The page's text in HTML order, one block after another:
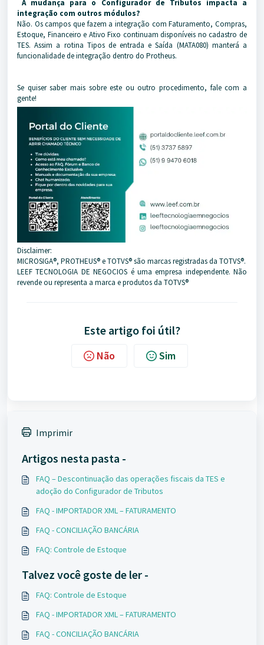
A mudança para o Configurador de Tributos impacta a
integração com outros módulos?
Não. Os campos que fazem a integração com Faturamento, Compras,
Estoque, Financeiro e Ativo Fixo continuam disponíveis no cadastro de
TES. Assim a rotina Tipos de entrada e Saída (MATA080) manterá a
funcionalidade de integração dentro do Protheus.
Se quiser saber mais sobre este ou outro procedimento, fale com a
gente!
Disclaimer:
MICROSIGA®️, PROTHEUS®️ e TOTVS®️ são marcas registradas da TOTVS®️.
LEEF TECNOLOGIA DE NEGOCIOS é uma empresa independente. Não
revende ou representa a marca e produtos da TOTVS®️
Este artigo foi útil?
Não Sim
Imprimir
Artigos nesta pasta -
FAQ – Descontinuação das operações fiscais da TES e
adoção do Configurador de Tributos
FAQ - IMPORTADOR XML – FATURAMENTO
FAQ - CONCILIAÇÃO BANCÁRIA
FAQ: Controle de Estoque
Talvez você goste de ler -
FAQ: Controle de Estoque
FAQ - IMPORTADOR XML – FATURAMENTO
FAQ - CONCILIAÇÃO BANCÁRIA